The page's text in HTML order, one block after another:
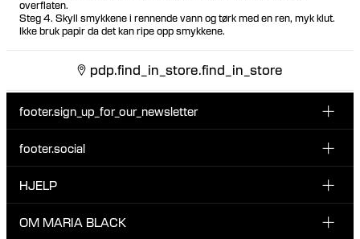
overflaten.
Steg 4. Skyll smykkene i rennende vann og tørk med en ren, myk klut.
Ikke bruk papir da det kan ripe opp smykkene.
pdp.find_in_store.find_in_store
footer.sign_up_for_our_newsletter
Registrer deg for vårt nyhetsbrev og bli den første som blir
nyheter fra Maria Black.
footer.social
INSTAGRAM
HJELP
KUNDESERVICE & KONTAKT
OM MARIA BLACK